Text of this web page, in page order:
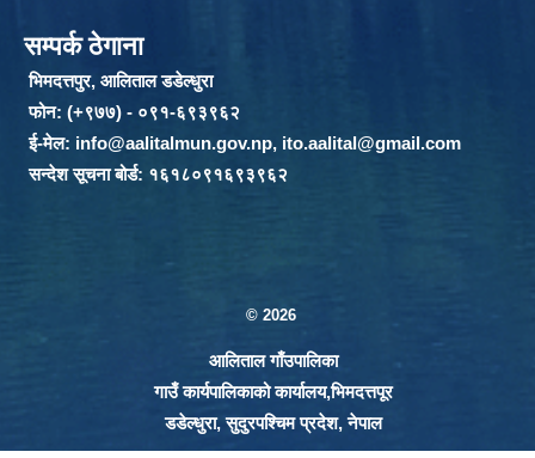
सम्पर्क ठेगाना
भिमदत्तपुर, आलिताल डडेल्धुरा
फोन: (+९७७) - ०९१-६९३९६२
ई-मेल: info@aalitalmun.gov.np, ito.aalital@gmail.com
सन्देश सूचना बोर्ड: १६१८०९१६९३९६२
© 2026
आलिताल गाँउपालिका
गाउँ कार्यपालिकाको कार्यालय,भिमदत्तपूर
डडेल्धुरा, सुदुरपश्चिम प्रदेश, नेपाल